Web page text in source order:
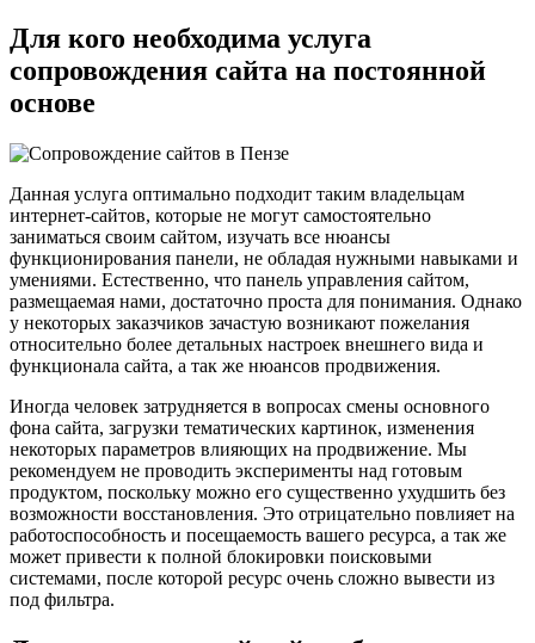
Для кого необходима услуга
сопровождения сайта на постоянной
основе
Данная услуга оптимально подходит таким владельцам
интернет-сайтов, которые не могут самостоятельно
заниматься своим сайтом, изучать все нюансы
функционирования панели, не обладая нужными навыками и
умениями. Естественно, что панель управления сайтом,
размещаемая нами, достаточно проста для понимания. Однако
у некоторых заказчиков зачастую возникают пожелания
относительно более детальных настроек внешнего вида и
функционала сайта, а так же нюансов продвижения.
Иногда человек затрудняется в вопросах смены основного
фона сайта, загрузки тематических картинок, изменения
некоторых параметров влияющих на продвижение. Мы
рекомендуем не проводить эксперименты над готовым
продуктом, поскольку можно его существенно ухудшить без
возможности восстановления. Это отрицательно повлияет на
работоспособность и посещаемость вашего ресурса, а так же
может привести к полной блокировки поисковыми
системами, после которой ресурс очень сложно вывести из
под фильтра.